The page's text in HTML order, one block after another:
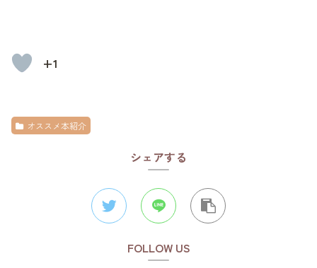
+1
オススメ本紹介
シェアする
FOLLOW US